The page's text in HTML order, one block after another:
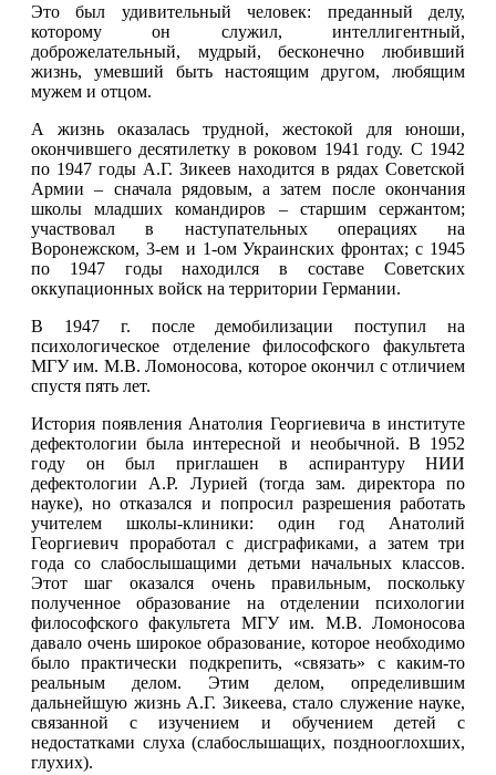
Это был удивительный человек: преданный делу,
которому он служил, интеллигентный,
доброжелательный, мудрый, бесконечно любивший
жизнь, умевший быть настоящим другом, любящим
мужем и отцом.
А жизнь оказалась трудной, жестокой для юноши,
окончившего десятилетку в роковом 1941 году. С 1942
по 1947 годы А.Г. Зикеев находится в рядах Советской
Армии – сначала рядовым, а затем после окончания
школы младших командиров – старшим сержантом;
участвовал в наступательных операциях на
Воронежском, 3-ем и 1-ом Украинских фронтах; с 1945
по 1947 годы находился в составе Советских
оккупационных войск на территории Германии.
В 1947 г. после демобилизации поступил на
психологическое отделение философского факультета
МГУ им. М.В. Ломоносова, которое окончил с отличием
спустя пять лет.
История появления Анатолия Георгиевича в институте
дефектологии была интересной и необычной. В 1952
году он был приглашен в аспирантуру НИИ
дефектологии А.Р. Лурией (тогда зам. директора по
науке), но отказался и попросил разрешения работать
учителем школы-клиники: один год Анатолий
Георгиевич проработал с дисграфиками, а затем три
года со слабослышащими детьми начальных классов.
Этот шаг оказался очень правильным, поскольку
полученное образование на отделении психологии
философского факультета МГУ им. М.В. Ломоносова
давало очень широкое образование, которое необходимо
было практически подкрепить, «связать» с каким-то
реальным делом. Этим делом, определившим
дальнейшую жизнь А.Г. Зикеева, стало служение науке,
связанной с изучением и обучением детей с
недостатками слуха (слабослышащих, позднооглохших,
глухих).